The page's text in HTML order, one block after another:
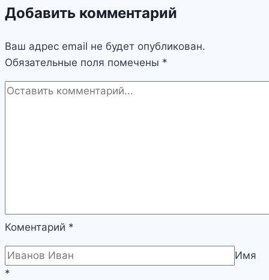
Добавить комментарий
Ваш адрес email не будет опубликован.
Обязательные поля помечены *
Коментарий *
Имя
*